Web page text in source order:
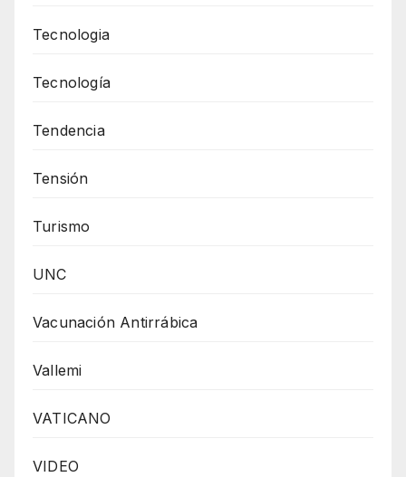
Tecnologia
Tecnología
Tendencia
Tensión
Turismo
UNC
Vacunación Antirrábica
Vallemi
VATICANO
VIDEO